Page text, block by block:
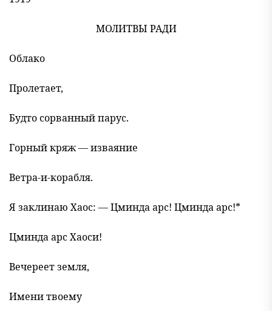
МОЛИТВЫ РАДИ
Облако
Пролетает,
Будто сорванный парус.
Горный кряж — изваяние
Ветра-и-корабля.
Я заклинаю Хаос: — Цминда арс! Цминда арс!*
Цминда арс Хаоси!
Вечереет земля,
Имени твоему